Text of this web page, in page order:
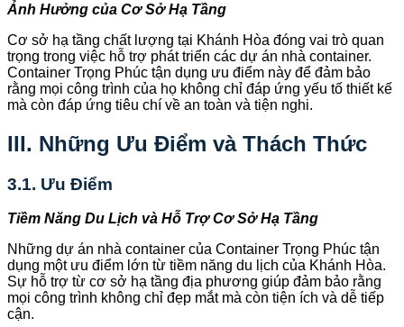
Ảnh Hưởng của Cơ Sở Hạ Tầng
Cơ sở hạ tầng chất lượng tại Khánh Hòa đóng vai trò quan
trọng trong việc hỗ trợ phát triển các dự án nhà container.
Container Trọng Phúc tận dụng ưu điểm này để đảm bảo
rằng mọi công trình của họ không chỉ đáp ứng yếu tố thiết kế
mà còn đáp ứng tiêu chí về an toàn và tiện nghi.
III. Những Ưu Điểm và Thách Thức
3.1. Ưu Điểm
Tiềm Năng Du Lịch và Hỗ Trợ Cơ Sở Hạ Tầng
Những dự án nhà container của Container Trọng Phúc tận
dụng một ưu điểm lớn từ tiềm năng du lịch của Khánh Hòa.
Sự hỗ trợ từ cơ sở hạ tầng địa phương giúp đảm bảo rằng
mọi công trình không chỉ đẹp mắt mà còn tiện ích và dễ tiếp
cận.